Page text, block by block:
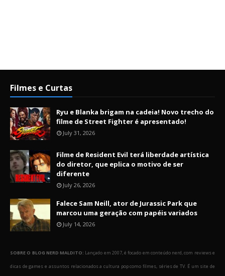
Filmes e Curtas
Ryu e Blanka brigam na cadeia! Novo trecho do
filme de Street Fighter é apresentado!
July 31, 2026
Filme de Resident Evil terá liberdade artística
do diretor, que eplica o motivo de ser
diferente
July 26, 2026
Falece Sam Neill, ator de Jurassic Park que
marcou uma geração com papéis variados
July 14, 2026
SOBRE O BLOG NERD MALDITO: Lançado em 2007, é focado em conteúdo nerd, com reviews e
dicas de games e assuntos relacionados a cultura pop como filmes, séries de TV. É um site de